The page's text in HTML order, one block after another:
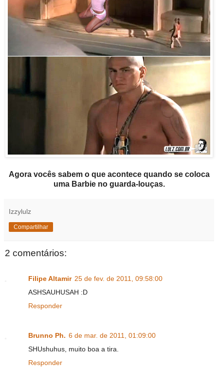
Agora vocês sabem o que acontece quando se coloca
uma Barbie no guarda-louças.
Izzylulz
Compartilhar
2 comentários:
Filipe Altamir 25 de fev. de 2011, 09:58:00
ASHSAUHUSAH :D
Responder
Brunno Ph. 6 de mar. de 2011, 01:09:00
SHUshuhus, muito boa a tira.
Responder